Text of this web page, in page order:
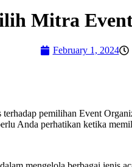
Mitra
February 1, 2024
terhadap pemilihan Event
Anda perhatikan ketika